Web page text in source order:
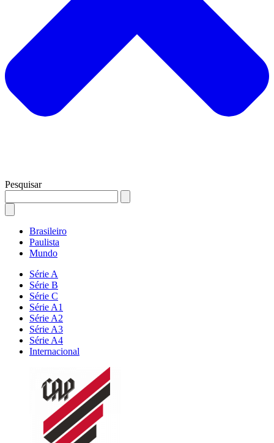
Pesquisar
Brasileiro
Paulista
Mundo
Série A
Série B
Série C
Série A1
Série A2
Série A3
Série A4
Internacional